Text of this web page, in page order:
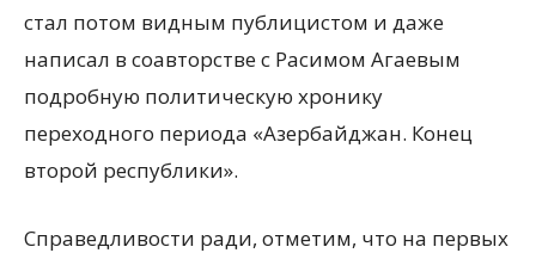
стал потом видным публицистом и даже
написал в соавторстве с Расимом Агаевым
подробную политическую хронику
переходного периода «Азербайджан. Конец
второй республики».
Справедливости ради, отметим, что на первых